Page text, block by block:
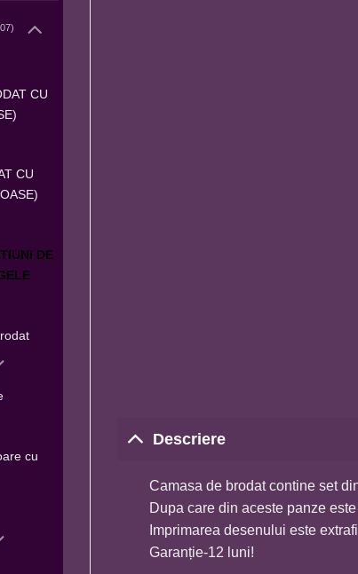
CU
CU
DE
cu
Descriere
Camasa de brodat contine set
Dupa care din aceste panze
Imprimarea desenului este
Garanție-12 luni!